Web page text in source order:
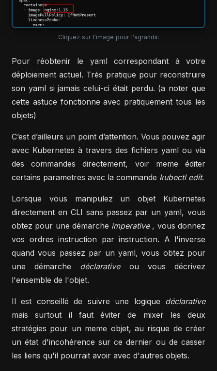
Cliquez sur l'image pour l'agrandir.
Pour réobtenir le yaml correspondant à votre
déploiement actuel. Très pratique pour reconstruire
son yaml si jamais celui-ci était perdu. (a noter que
cette astuce fonctionne avec pratiquement tous les
objets)
C’est d’ailleurs un point d’attention. Vous pouvez agir
avec Kubernetes à travers des fichiers yaml ou via
des commandes directement, voir meme éditer
certains parametres avec la commande kubectl edit.
Lorsque vous manipulez un objet Kubernetes
directement en CLI sans passez par un yaml, vous
obtez pour une démarche imperative, vous donnez
vos ordres instruction par instruction. A l'inverse
quand vous passez par un yaml, vous obtez pour
une démarche déclarativeou vous décrivez
l'ensemble de l'objet.
Il est conseillé de suivre une logique déclarative
mais surtout il faut éviter de mixer les deux
stratégies pour un meme objet, au risque de créer
un état d'incohérence sur ce dernier ou de casser
les liens qu'il pourrait avoir avec d'autres objets.